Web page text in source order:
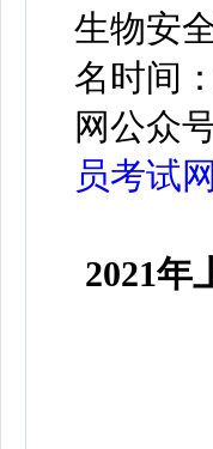
生物安
名时间
网公众
员考试网
2021年